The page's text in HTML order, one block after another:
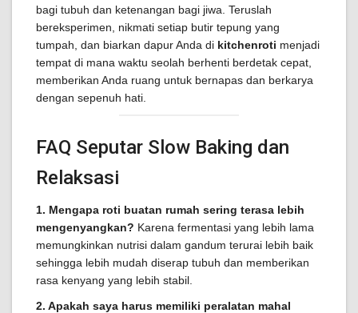
bagi tubuh dan ketenangan bagi jiwa. Teruslah
bereksperimen, nikmati setiap butir tepung yang
tumpah, dan biarkan dapur Anda di kitchenroti menjadi
tempat di mana waktu seolah berhenti berdetak cepat,
memberikan Anda ruang untuk bernapas dan berkarya
dengan sepenuh hati.
FAQ Seputar Slow Baking dan
Relaksasi
1. Mengapa roti buatan rumah sering terasa lebih
mengenyangkan? Karena fermentasi yang lebih lama
memungkinkan nutrisi dalam gandum terurai lebih baik
sehingga lebih mudah diserap tubuh dan memberikan
rasa kenyang yang lebih stabil.
2. Apakah saya harus memiliki peralatan mahal